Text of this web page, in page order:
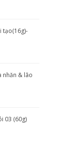
tạo(16g)-
nhăn & lão
03 (60g)